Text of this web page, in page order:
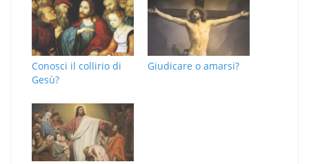
Conosci il collirio di
Gesù?
Giudicare o amarsi?